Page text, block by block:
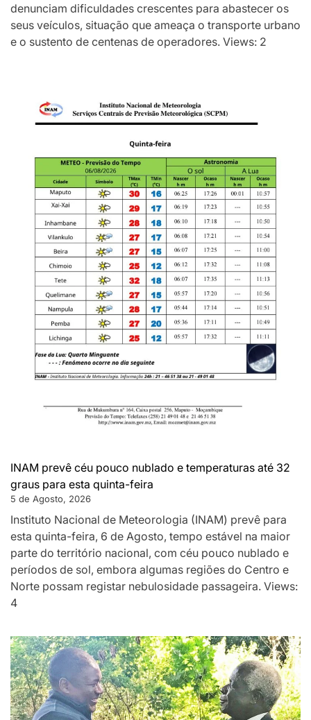
denunciam dificuldades crescentes para abastecer os
seus veículos, situação que ameaça o transporte urbano
e o sustento de centenas de operadores. Views: 2
INAM prevê céu pouco nublado e temperaturas até 32
graus para esta quinta-feira
5 de Agosto, 2026
Instituto Nacional de Meteorologia (INAM) prevê para
esta quinta-feira, 6 de Agosto, tempo estável na maior
parte do território nacional, com céu pouco nublado e
períodos de sol, embora algumas regiões do Centro e
Norte possam registar nebulosidade passageira. Views:
4